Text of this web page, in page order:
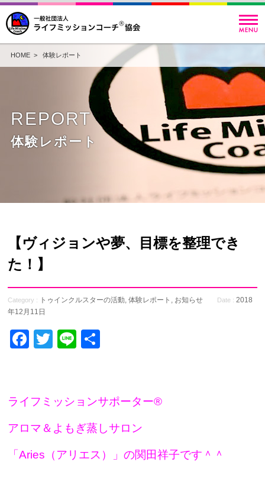
HOME> 体験レポート
REPORT
体験レポート
【ヴィジョンや夢、目標を整理でき
た！】
Category : トゥインクルスターの活動,体験レポート , お知らせ Date : 2018
年12月11日
Facebook
Twitter
Line
ライフミッションサポーター®
アロマ＆よもぎ蒸しサロン
「Aries（アリエス）」の関田祥子です＾＾